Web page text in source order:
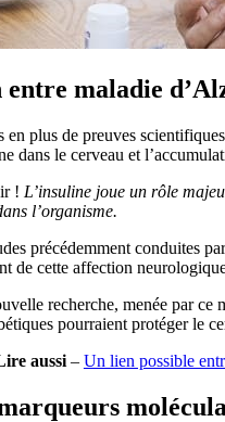
maladie
en plus de preuves
dans le cerveau et
! L’insuline joue un rôle
l’organisme.
précédemment conduites
de cette affection
recherche, menée par ce
pourraient protéger le
aussi– Un lien possible